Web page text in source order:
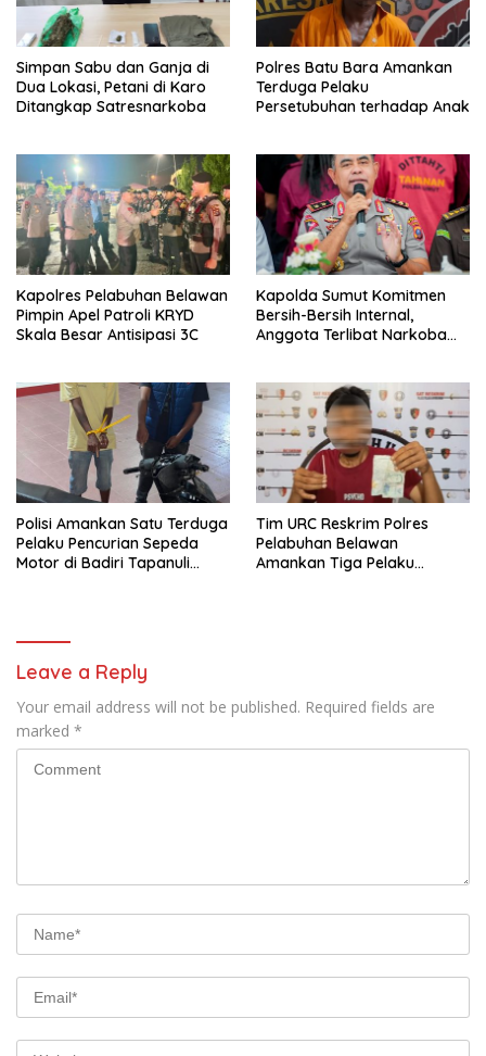
Simpan Sabu dan Ganja di
Dua Lokasi, Petani di Karo
Ditangkap Satresnarkoba
Polres Batu Bara Amankan
Terduga Pelaku
Persetubuhan terhadap Anak
Kapolres Pelabuhan Belawan
Pimpin Apel Patroli KRYD
Skala Besar Antisipasi 3C
Kapolda Sumut Komitmen
Bersih-Bersih Internal,
Anggota Terlibat Narkoba
Polisi Amankan Satu Terduga
Pelaku Pencurian Sepeda
Motor di Badiri Tapanuli
Tim URC Reskrim Polres
Pelabuhan Belawan
Amankan Tiga Pelaku
Leave a Reply
Your email address will not be published. Required fields are
marked *